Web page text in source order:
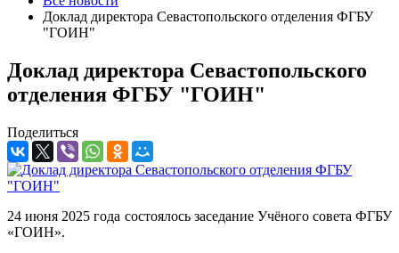
Доклад директора Севастопольского отделения ФГБУ
"ГОИН"
Доклад директора Севастопольского
отделения ФГБУ "ГОИН"
Поделиться
24 июня 2025 года состоялось заседание Учёного совета ФГБУ
«ГОИН».